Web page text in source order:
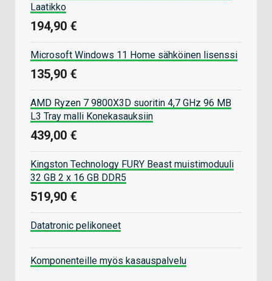
Laatikko
194,90 €
Microsoft Windows 11 Home sähköinen lisenssi
135,90 €
AMD Ryzen 7 9800X3D suoritin 4,7 GHz 96 MB
L3 Tray malli Konekasauksiin
439,00 €
Kingston Technology FURY Beast muistimoduuli
32 GB 2 x 16 GB DDR5
519,90 €
Datatronic pelikoneet
Komponenteille myös kasauspalvelu